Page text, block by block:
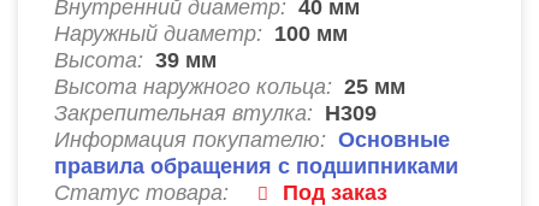
Внутренний диаметр: 40 мм
Наружный диаметр: 100 мм
Высота: 39 мм
Высота наружного кольца: 25 мм
Закрепительная втулка: H309
Информация покупателю: Основные
правила обращения с подшипниками
Статус товара:
Под заказ